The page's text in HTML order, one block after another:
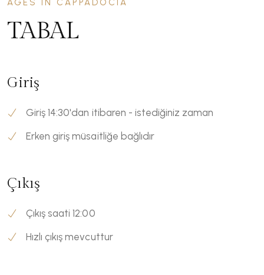
AGES IN CAPPADOCIA
TABAL
Giriş
Giriş 14:30'dan itibaren - istediğiniz zaman
Erken giriş müsaitliğe bağlıdır
Çıkış
Çıkış saati 12:00
Hızlı çıkış mevcuttur